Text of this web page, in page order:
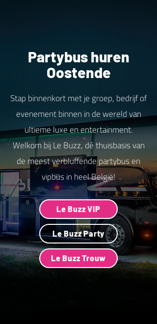
Partybus huren
Oostende
Stap binnenkort met je groep, bedrijf of
evenement binnen in de wereld van
ultieme luxe en entertainment.
Welkom bij Le Buzz, dé thuisbasis van
de meest verbluffende partybus en
vipbus in heel België!
Le Buzz VIP
Le Buzz Party
Le Buzz Trouw